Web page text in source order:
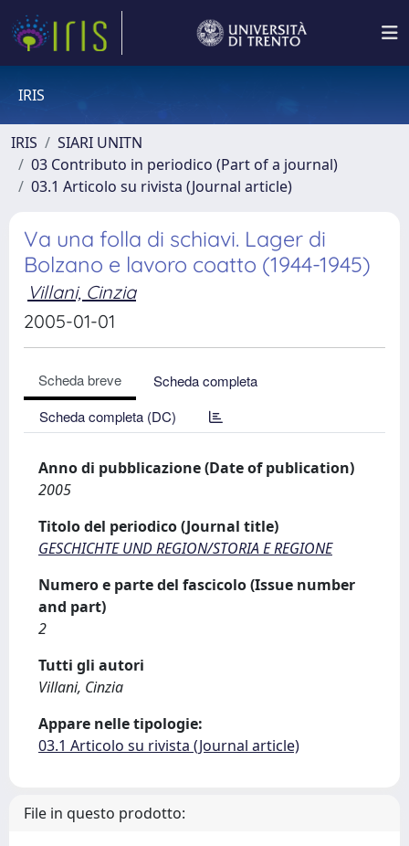
IRIS
IRIS
SIARI UNITN
03 Contributo in periodico (Part of a journal)
03.1 Articolo su rivista (Journal article)
Va una folla di schiavi. Lager di
Bolzano e lavoro coatto (1944-1945)
Villani, Cinzia
2005-01-01
Scheda breve
Scheda completa
Scheda completa (DC)
Anno di pubblicazione (Date of publication)
2005
Titolo del periodico (Journal title)
GESCHICHTE UND REGION/STORIA E REGIONE
Numero e parte del fascicolo (Issue number
and part)
2
Tutti gli autori
Villani, Cinzia
Appare nelle tipologie:
03.1 Articolo su rivista (Journal article)
File in questo prodotto: